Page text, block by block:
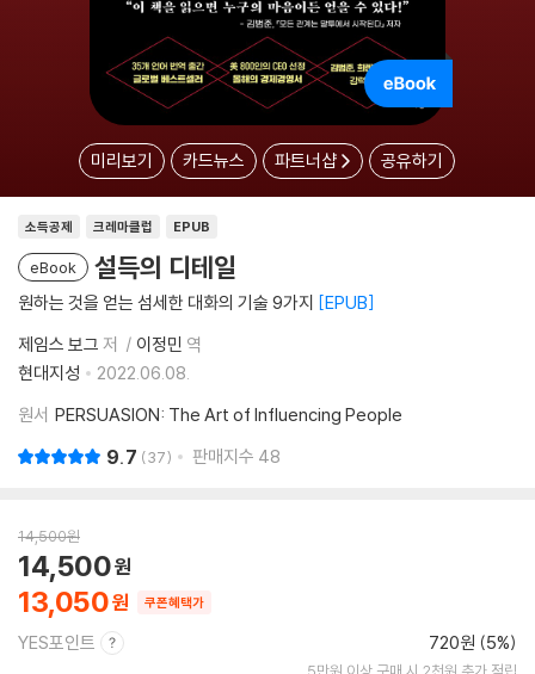
미리보기 카드뉴스 파트너샵 공유하기
소득공제 크레마클럽 EPUB
eBook 설득의 디테일
원하는 것을 얻는 섬세한 대화의 기술 9가지 EPUB
제임스 보그 저 이정민 역
현대지성
2022.06.08.
원서 PERSUASION: The Art of Influencing People
9.7 37 판매지수 48
14,500원
13,050
14,500
쿠폰혜택가
YES포인트 720원 (5%)